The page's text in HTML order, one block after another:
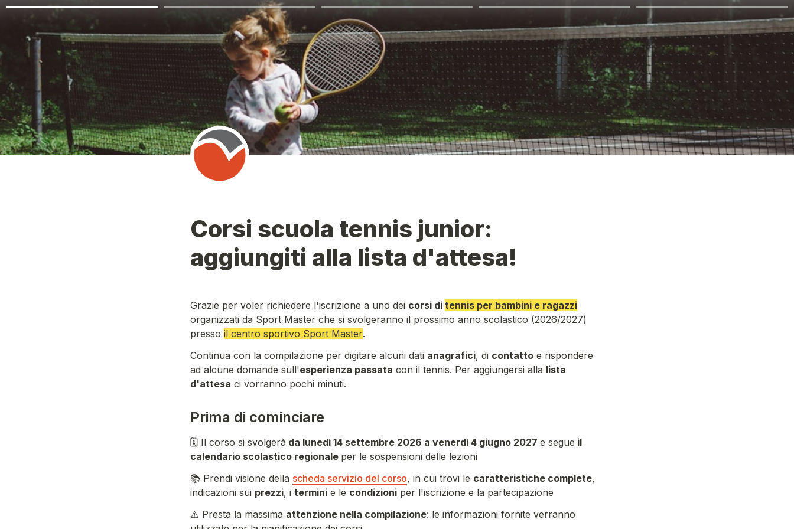
Corsi scuola tennis junior:
aggiungiti alla lista d'attesa!
Grazie per voler richiedere l'iscrizione a uno dei corsi di tennis per bambini e ragazzi
organizzati da Sport Master che si svolgeranno il prossimo anno scolastico (2026/2027)
presso il centro sportivo Sport Master.
Continua con la compilazione per digitare alcuni dati anagrafici, di contatto e rispondere
ad alcune domande sull'esperienza passata con il tennis. Per aggiungersi alla lista
d'attesa ci vorranno pochi minuti.
Prima di cominciare
🗓️ Il corso si svolgerà da lunedì 14 settembre 2026 a venerdì 4 giugno 2027 e segue il
calendario scolastico regionale per le sospensioni delle lezioni
📚 Prendi visione della scheda servizio del corso, in cui trovi le caratteristiche complete,
indicazioni sui prezzi, i termini e le condizioni per l'iscrizione e la partecipazione
⚠️ Presta la massima attenzione nella compilazione: le informazioni fornite verranno